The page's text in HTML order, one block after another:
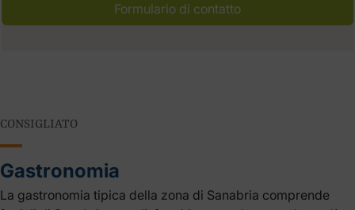
Formulario di contatto
CONSIGLIATO
Gastronomia
La gastronomia tipica della zona di Sanabria comprende